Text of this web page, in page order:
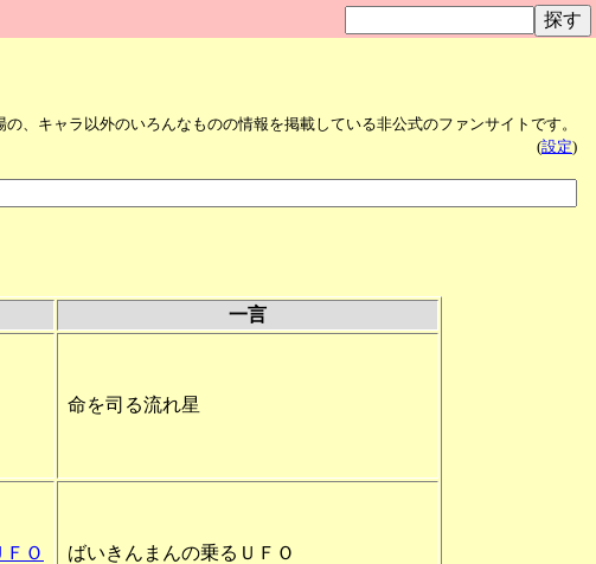
、キャラ以外のいろんなものの情報を掲載している非公式のファンサイトです。
(設定)
一言
命を司る流れ星
ＦＯ ばいきんまんの乗るＵＦＯ